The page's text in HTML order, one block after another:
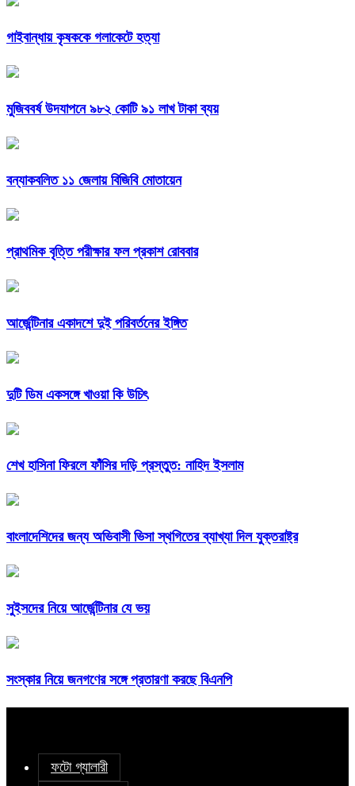
গাইবান্ধায় কৃষককে গলাকেটে হত্যা
মুজিববর্ষ উদযাপনে ৯৮২ কোটি ৯১ লাখ টাকা ব্যয়
বন্যাকবলিত ১১ জেলায় বিজিবি মোতায়েন
প্রাথমিক বৃত্তি পরীক্ষার ফল প্রকাশ রোববার
আর্জেন্টিনার একাদশে দুই পরিবর্তনের ইঙ্গিত
দুটি ডিম একসঙ্গে খাওয়া কি উচিৎ
শেখ হাসিনা ফিরলে ফাঁসির দড়ি প্রস্তুত: নাহিদ ইসলাম
বাংলাদেশিদের জন্য অভিবাসী ভিসা স্থগিতের ব্যাখ্যা দিল যুক্তরাষ্ট্র
সুইসদের নিয়ে আর্জেন্টিনার যে ভয়
সংস্কার নিয়ে জনগণের সঙ্গে প্রতারণা করছে বিএনপি
ফটো গ্যালারী